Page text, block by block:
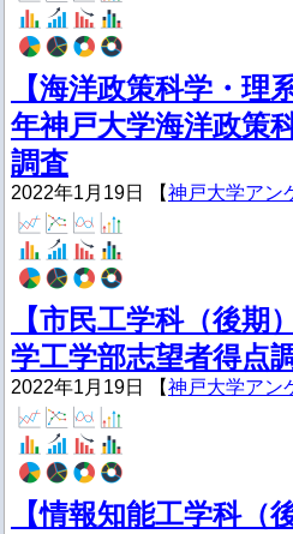
【海洋政策科学・理
年神戸大学海洋政策
調査
2022年1月19日 【神戸大学アン
【市民工学科（後期
学工学部志望者得点
2022年1月19日 【神戸大学アン
【情報知能工学科（